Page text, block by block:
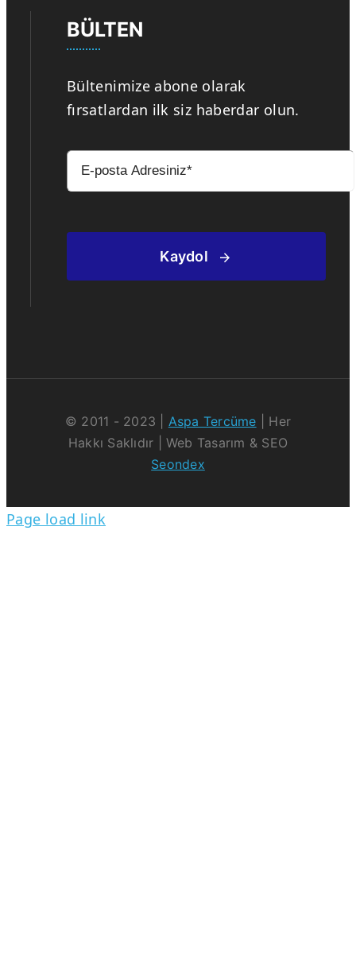
BÜLTEN
Bültenimize abone olarak
fırsatlardan ilk siz haberdar olun.
Kaydol
© 2011 - 2023 | Aspa Tercüme | Her
Hakkı Saklıdır | Web Tasarım & SEO
Seondex
Page load link